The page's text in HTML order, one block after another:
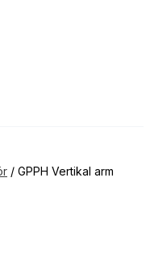
/ GPPH Vertikal arm